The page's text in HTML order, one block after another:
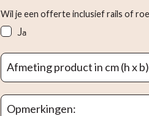
Wil je een offerte inclusief rails of
Ja
Afmeting product in cm (h x b)
Opmerkingen: